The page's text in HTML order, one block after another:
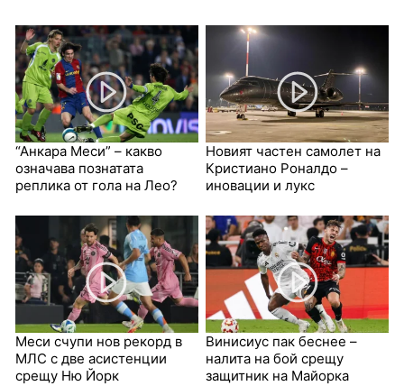
“Анкара Меси” – какво
означава познатата
реплика от гола на Лео?
Новият частен самолет на
Кристиано Роналдо –
иновации и лукс
Меси счупи нов рекорд в
МЛС с две асистенции
срещу Ню Йорк
Винисиус пак беснее –
налита на бой срещу
защитник на Майорка